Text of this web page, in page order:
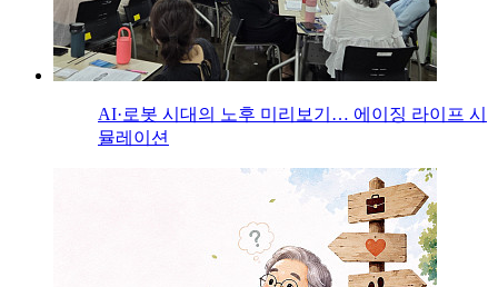
AI·로봇 시대의 노후 미리보기… 에이징 라이프 시
뮬레이션